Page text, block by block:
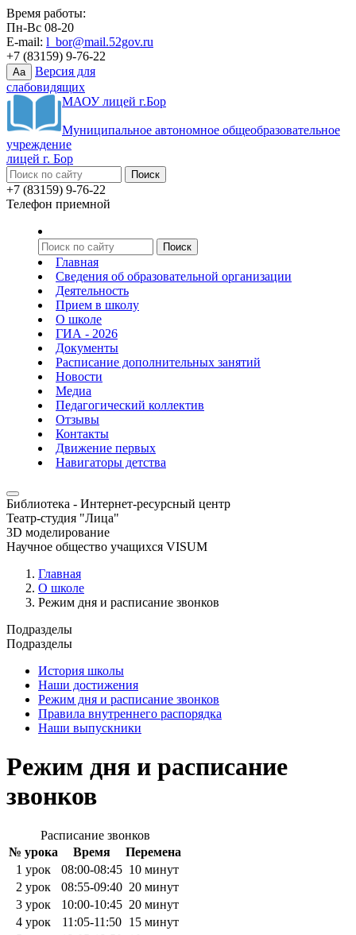
Время работы:
Пн-Вс 08-20
E-mail: l_bor@mail.52gov.ru
+7 (83159) 9-76-22
Aa
Версия для
слабовидящих
МАОУ лицей г.Бор
Муниципальное автономное общеобразовательное
учреждение
лицей г. Бор
+7 (83159) 9-76-22
Телефон приемной
Главная
Сведения об образовательной организации
Деятельность
Прием в школу
О школе
ГИА - 2026
Документы
Расписание дополнительных занятий
Новости
Медиа
Педагогический коллектив
Отзывы
Контакты
Движение первых
Навигаторы детства
Библиотека - Интернет-ресурсный центр
Театр-студия "Лица"
3D моделирование
Научное общество учащихся VISUM
Главная
О школе
Режим дня и расписание звонков
Подразделы
Подразделы
История школы
Наши достижения
Режим дня и расписание звонков
Правила внутреннего распорядка
Наши выпускники
Режим дня и расписание
звонков
Расписание звонков
№ урока
Время
Перемена
1 урок
08:00-08:45 10 минут
2 урок
08:55-09:40 20 минут
3 урок
10:00-10:45 20 минут
4 урок
11:05-11:50 15 минут